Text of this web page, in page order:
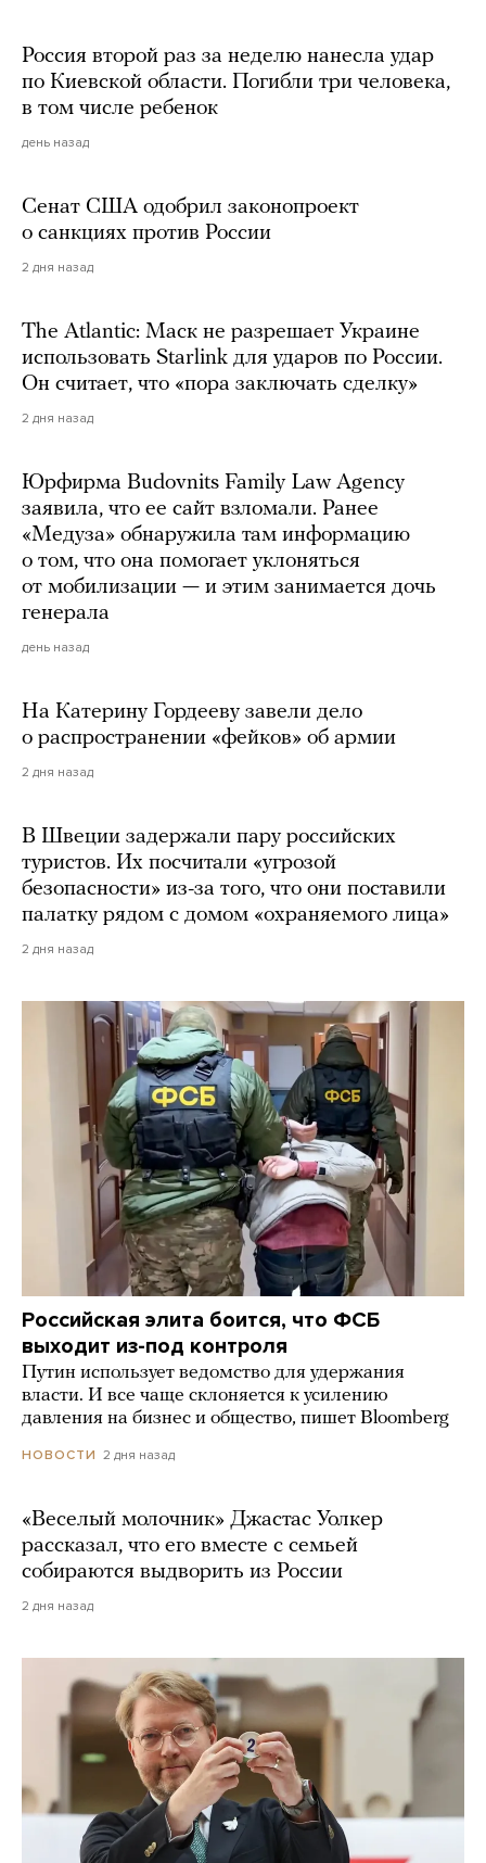
Россия второй раз за неделю нанесла удар
по Киевской области. Погибли три человека,
в том числе ребенок
день назад
Сенат США одобрил законопроект
о санкциях против России
2 дня назад
The Atlantic: Маск не разрешает Украине
использовать Starlink для ударов по России.
Он считает, что «пора заключать сделку»
2 дня назад
Юрфирма Budovnits Family Law Agency
заявила, что ее сайт взломали. Ранее
«Медуза» обнаружила там информацию
о том, что она помогает уклоняться
от мобилизации — и этим занимается дочь
генерала
день назад
На Катерину Гордееву завели дело
о распространении «фейков» об армии
2 дня назад
В Швеции задержали пару российских
туристов. Их посчитали «угрозой
безопасности» из-за того, что они поставили
палатку рядом с домом «охраняемого лица»
2 дня назад
Российская элита боится, что ФСБ
выходит из-под контроля
Путин использует ведомство для удержания
власти. И все чаще склоняется к усилению
давления на бизнес и общество, пишет Bloomberg
НОВОСТИ 2 дня назад
«Веселый молочник» Джастас Уолкер
рассказал, что его вместе с семьей
собираются выдворить из России
2 дня назад